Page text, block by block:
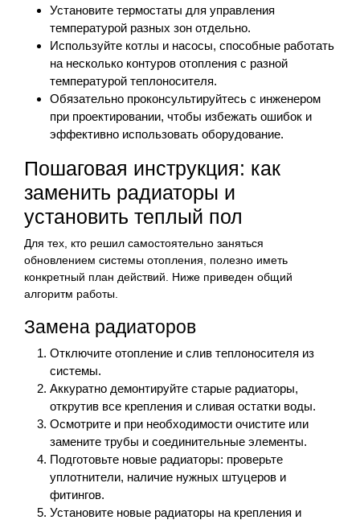
Установите термостаты для управления
температурой разных зон отдельно.
Используйте котлы и насосы, способные работать
на несколько контуров отопления с разной
температурой теплоносителя.
Обязательно проконсультируйтесь с инженером
при проектировании, чтобы избежать ошибок и
эффективно использовать оборудование.
Пошаговая инструкция: как
заменить радиаторы и
установить теплый пол
Для тех, кто решил самостоятельно заняться
обновлением системы отопления, полезно иметь
конкретный план действий. Ниже приведен общий
алгоритм работы.
Замена радиаторов
Отключите отопление и слив теплоносителя из
системы.
Аккуратно демонтируйте старые радиаторы,
открутив все крепления и сливая остатки воды.
Осмотрите и при необходимости очистите или
замените трубы и соединительные элементы.
Подготовьте новые радиаторы: проверьте
уплотнители, наличие нужных штуцеров и
фитингов.
Установите новые радиаторы на крепления и